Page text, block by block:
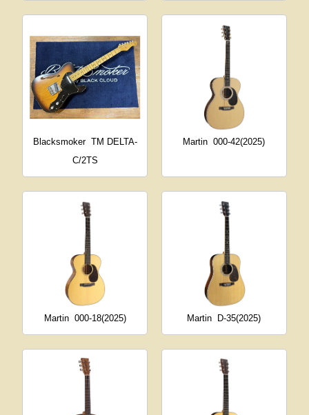
Blacksmoker TM DELTA-
C/2TS
Martin 000-42(2025)
Martin 000-18(2025) Martin D-35(2025)